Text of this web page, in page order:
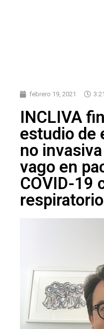
febrero 19, 2021
INCLIVA
estudio de
no
vago en
COVID-19